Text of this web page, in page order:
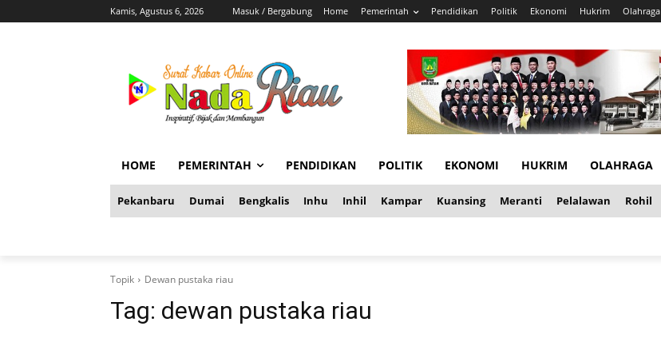
Kamis, Agustus 6, 2026 Masuk / Bergabung Home Pemerintah Pendidikan Politik Ekonomi Hukrim Olahraga
HOME PEMERINTAH PENDIDIKAN POLITIK EKONOMI HUKRIM OLAHRAGA
Pekanbaru Dumai Bengkalis Inhu Inhil Kampar Kuansing Meranti Pelalawan Rohil
Topik Dewan pustaka riau
Tag: dewan pustaka riau